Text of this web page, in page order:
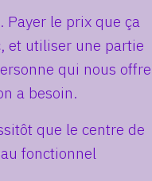
Payer le prix que ça
et utiliser une partie
qui nous offre
a besoin.
que le centre de
fonctionnel